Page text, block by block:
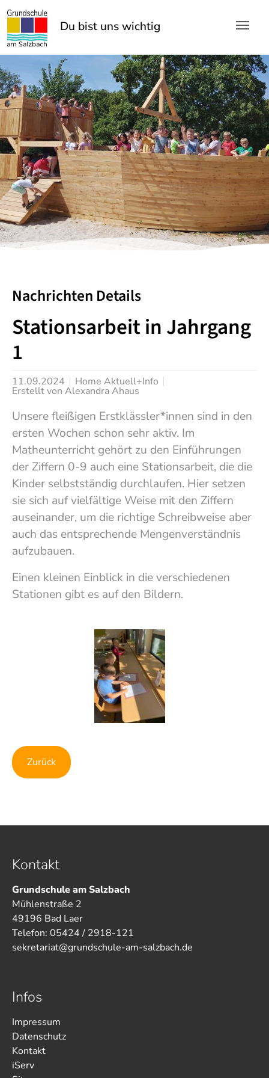
Skip to main content
Du bist uns wichtig!
Du bist uns wichtig!
Nachrichten Details
Stationsarbeit in Jahrgang
1
11.09.2024 Home Aktuell+Info
Erstellt von Alexandra Ahaus
Unsere fleißigen Erstklässler*innen sind in den
ersten Wochen schon sehr aktiv. Im
Matheunterricht gehört zu den Einführungen
der Ziffern 0-9 auch eine Stationsarbeit, die die
Kinder selbstständig durchlaufen. Hier setzen
sie sich auf vielfältige Weise mit den Ziffern
auseinander, um die richtige Schreibweise aber
auch das entsprechende Mengenverständnis
aufzubauen.
Einen kleinen Einblick in die verschiedenen
Stationen gibt es auf den Bildern.
Show larger versionShow larger versionShow larger version
Zurück
Kontakt
Grundschule am Salzbach
Mühlenstraße 2
49196 Bad Laer
Telefon: 05424 / 2918-121
sekretariat@grundschule-am-salzbach.de
Infos
Impressum
Datenschutz
Kontakt
iServ